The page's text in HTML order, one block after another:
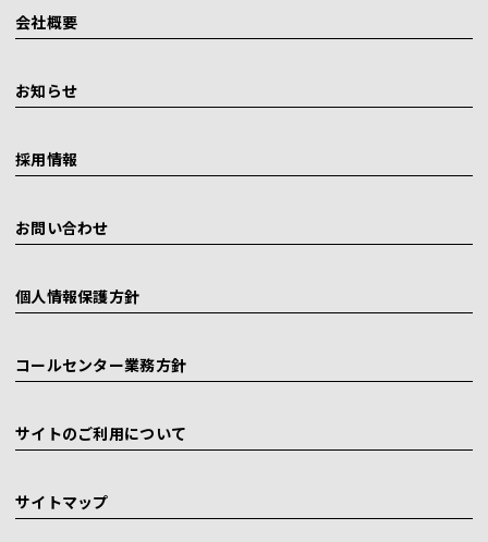
会社概要
お知らせ
採用情報
お問い合わせ
個人情報保護方針
コールセンター業務方針
サイトのご利用について
サイトマップ